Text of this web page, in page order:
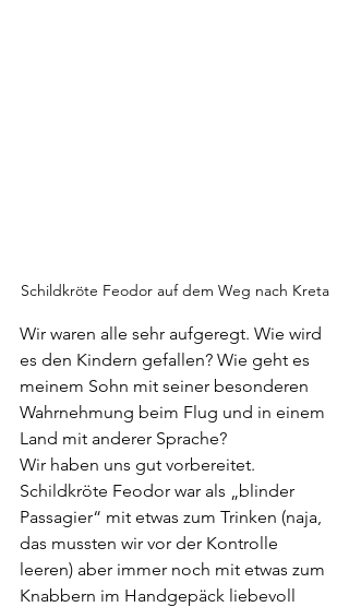
Schildkröte Feodor auf dem Weg nach Kreta
Wir waren alle sehr aufgeregt. Wie wird
es den Kindern gefallen? Wie geht es
meinem Sohn mit seiner besonderen
Wahrnehmung beim Flug und in einem
Land mit anderer Sprache?
Wir haben uns gut vorbereitet.
Schildkröte Feodor war als „blinder
Passagier“ mit etwas zum Trinken (naja,
das mussten wir vor der Kontrolle
leeren) aber immer noch mit etwas zum
Knabbern im Handgepäck liebevoll